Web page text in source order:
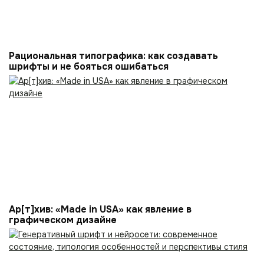
Рациональная типографика: как создавать
шрифты и не бояться ошибаться
Ар[т]хив: «Made in USA» как явление в
графическом дизайне